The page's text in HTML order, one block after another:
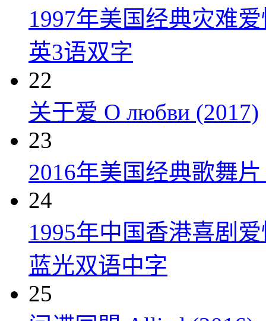
1997年美国经典灾难
英3语双字
22
关于爱 О любви (2017)
23
2016年美国经典歌舞
24
1995年中国香港喜剧
蓝光双语中字
25